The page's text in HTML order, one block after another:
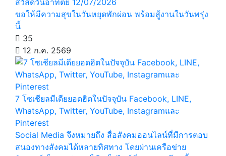
ขอให้มีความสุขในวันหยุดพักผ่อน พร้อมสู้งานในวันพรุ่ง
นี้
35
12 ก.ค. 2569
7 โซเชียลมีเดียยอดฮิตในปัจจุบัน Facebook, LINE,
WhatsApp, Twitter, YouTube, Instagramและ
Pinterest
Social Media จึงหมายถึง สื่อสังคมออนไลน์ที่มีการตอบ
สนองทางสังคมได้หลายทิศทาง โดยผ่านเครือข่าย